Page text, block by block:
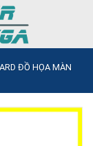
ĐỒ HỌA MÀN